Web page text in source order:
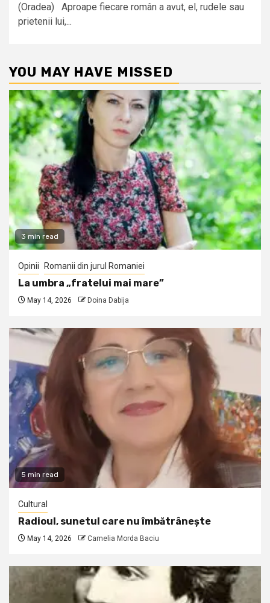
(Oradea) Aproape fiecare român a avut, el, rudele sau
prietenii lui,...
YOU MAY HAVE MISSED
3 min read
Opinii Romanii din jurul Romaniei
La umbra „fratelui mai mare”
May 14, 2026 Doina Dabija
5 min read
Cultural
Radioul, sunetul care nu îmbătrânește
May 14, 2026 Camelia Morda Baciu